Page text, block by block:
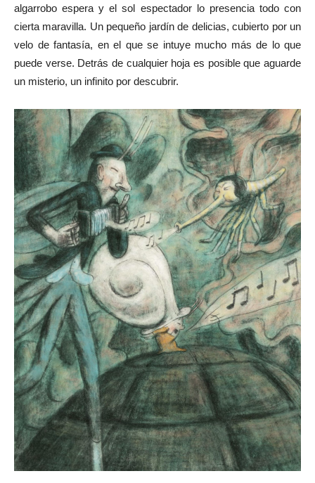
algarrobo espera y el sol espectador lo presencia todo con
cierta maravilla. Un pequeño jardín de delicias, cubierto por un
velo de fantasía, en el que se intuye mucho más de lo que
puede verse. Detrás de cualquier hoja es posible que aguarde
un misterio, un infinito por descubrir.